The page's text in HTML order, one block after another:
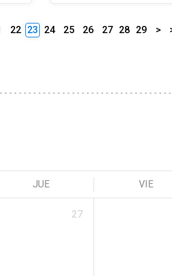
22 23 24 25 26 27 28 29 >
JUE VIE
27